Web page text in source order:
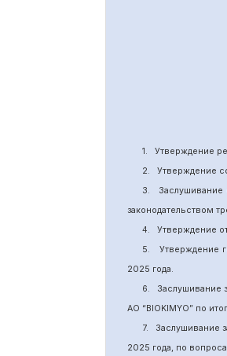
1. Утверждение
2.
Утверждение
3.
Заслушивание
законодательством
4.
Утверждение
5.
Утверждение
2025 года.
6.
Заслушивание
АО “BIOKIMYO”по
7.
Заслушивание
2025 года, по